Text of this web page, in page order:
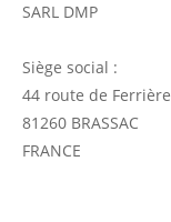
SARL DMP
Siège social :
44 route de
81260 BRASSAC
FRANCE